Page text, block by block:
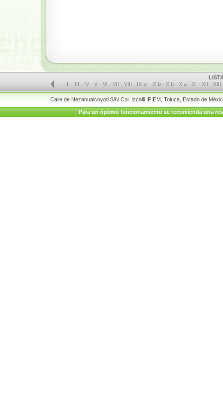
- I- II- III- IV-V-VI-VII-VIII- IX a - IX b - X b - X a - XI- XII- XIII
Calle de Nezahualcoyotl S/N Col. Izcalli IPIEM, Toluca, Estado de
Para un óptimo funcionamiento se recomienda una